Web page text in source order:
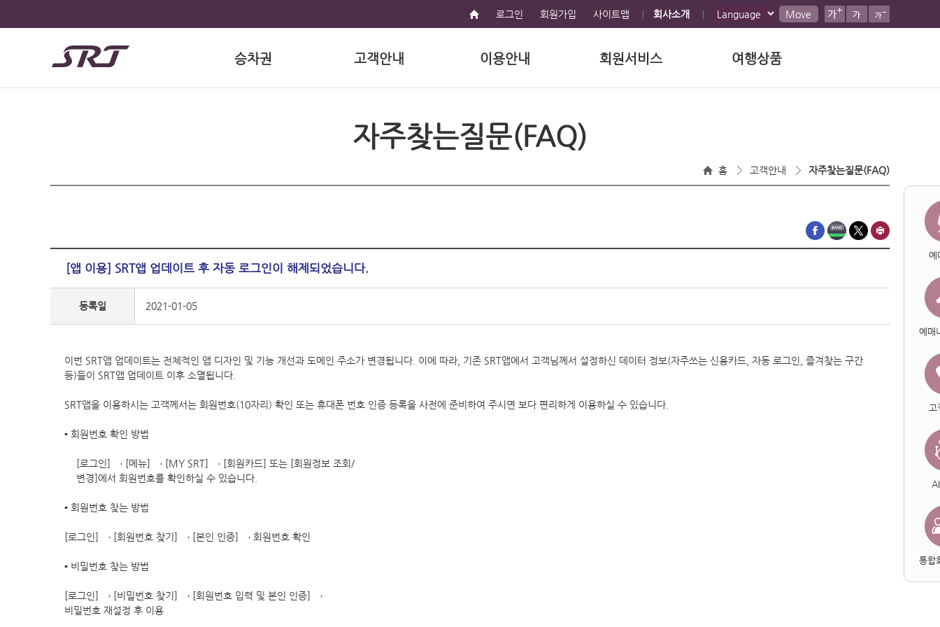
로그인 회원가입 사이트맵 회사소개 Move
승차권 고객안내 이용안내 회원서비스 여행상품
자주찾는질문(FAQ)
홈 고객안내 자주찾는질문(FAQ)
[앱 이용] SRT앱 업데이트 후 자동 로그인이 해제되었습니다.
등록일 2021-01-05
이번 SRT앱 업데이트는 전체적인 앱 디자인 및 기능 개선과 도메인 주소가 변경됩니다. 이에 따라, 기존 SRT앱에서 고객님께서 설정하신 데이터 정보(자주쓰는 신용카드, 자동 로그인, 즐겨찾는 구간
등)들이 SRT앱 업데이트 이후 소멸됩니다.
SRT앱을 이용하시는 고객께서는 회원번호(10자리) 확인 또는 휴대폰 번호 인증 등록을 사전에 준비하여 주시면 보다 편리하게 이용하실 수 있습니다.
▪ 회원번호 확인 방법
[로그인] → [메뉴] → [MY SRT] → [회원카드] 또는 [회원정보 조회/
변경]에서 회원번호를 확인하실 수 있습니다.
▪ 회원번호 찾는 방법
[로그인] → [회원번호 찾기] → [본인 인증] → 회원번호 확인
▪ 비밀번호 찾는 방법
[로그인] → [비밀번호 찾기] → [회원번호 입력 및 본인 인증] →
비밀번호 재설정 후 이용
예
예매
고
통합